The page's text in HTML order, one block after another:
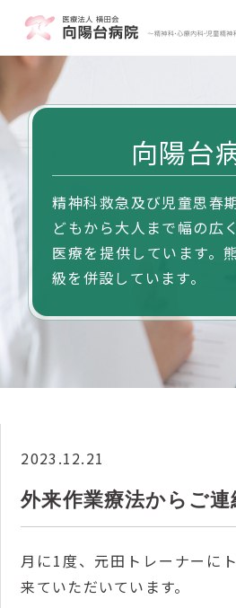
向陽台
精神科救急及び児童思春
どもから大人まで幅の広
医療を提供しています。
級を併設しています。
2023.12.21
外来作業療法からご連
月に1度、元田トレーナーに
来ていただいています。